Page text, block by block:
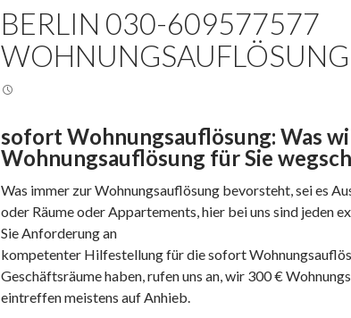
BERLIN 030-609577577
sofort Wohnungsauflösung: Was
Wohnungsauflösung für Sie
Was immer zur Wohnungsauflösung bevorsteht, sei es
oder Räume oder Appartements, hier bei uns sind jeden
Sie Anforderung an
kompetenter Hilfestellung für die sofort
Geschäftsräume haben, rufen uns an, wir 300 €
eintreffen meistens auf Anhieb.